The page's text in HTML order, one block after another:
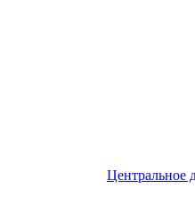
Центральное